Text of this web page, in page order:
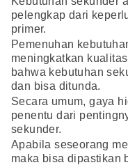
pelengkap dari
primer.
Pemenuhan
meningkatkan
bahwa kebutuhan
dan bisa ditunda.
Secara umum, gaya
penentu dari
sekunder.
Apabila seseorang
maka bisa dipastikan